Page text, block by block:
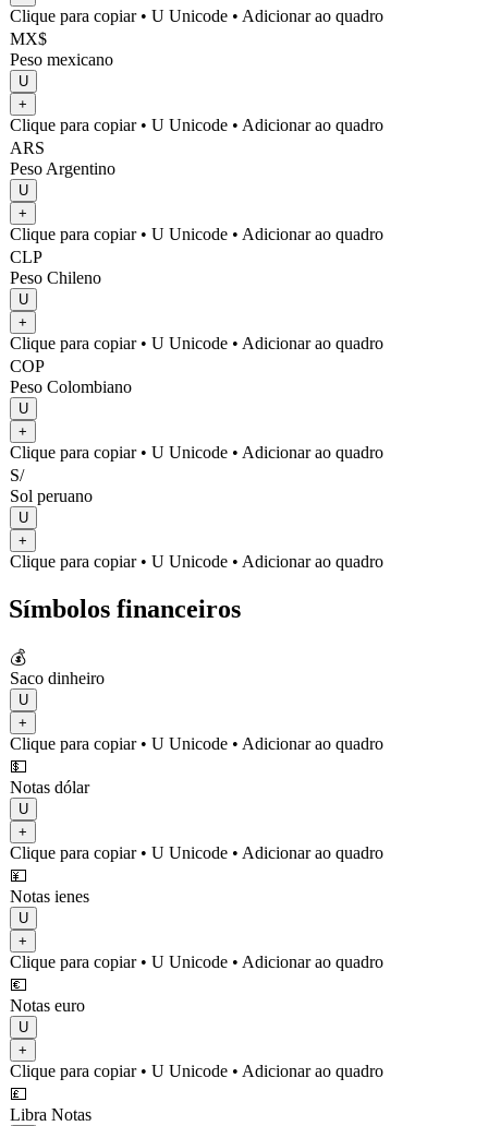
Clique para copiar• U Unicode • Adicionar ao quadro
MX$
Peso mexicano
U
+
Clique para copiar• U Unicode • Adicionar ao quadro
ARS
Peso Argentino
U
+
Clique para copiar• U Unicode • Adicionar ao quadro
CLP
Peso Chileno
U
+
Clique para copiar• U Unicode • Adicionar ao quadro
COP
Peso Colombiano
U
+
Clique para copiar• U Unicode • Adicionar ao quadro
S/
Sol peruano
U
+
Clique para copiar• U Unicode • Adicionar ao quadro
Símbolos financeiros
💰
Saco dinheiro
U
+
Clique para copiar• U Unicode • Adicionar ao quadro
💵
Notas dólar
U
+
Clique para copiar• U Unicode • Adicionar ao quadro
💴
Notas ienes
U
+
Clique para copiar• U Unicode • Adicionar ao quadro
💶
Notas euro
U
+
Clique para copiar• U Unicode • Adicionar ao quadro
💷
Libra Notas